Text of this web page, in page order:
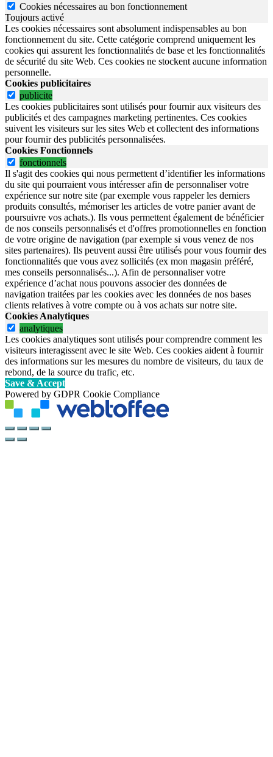
Cookies nécessaires au bon fonctionnement
Toujours activé
Les cookies nécessaires sont absolument indispensables au bon
fonctionnement du site. Cette catégorie comprend uniquement les
cookies qui assurent les fonctionnalités de base et les fonctionnalités
de sécurité du site Web. Ces cookies ne stockent aucune information
personnelle.
Cookies publicitaires
publicite
Les cookies publicitaires sont utilisés pour fournir aux visiteurs des
publicités et des campagnes marketing pertinentes. Ces cookies
suivent les visiteurs sur les sites Web et collectent des informations
pour fournir des publicités personnalisées.
Cookies Fonctionnels
fonctionnels
Il s'agit des cookies qui nous permettent d’identifier les informations
du site qui pourraient vous intéresser afin de personnaliser votre
expérience sur notre site (par exemple vous rappeler les derniers
produits consultés, mémoriser les articles de votre panier avant de
poursuivre vos achats.). Ils vous permettent également de bénéficier
de nos conseils personnalisés et d'offres promotionnelles en fonction
de votre origine de navigation (par exemple si vous venez de nos
sites partenaires). Ils peuvent aussi être utilisés pour vous fournir des
fonctionnalités que vous avez sollicités (ex mon magasin préféré,
mes conseils personnalisés...). Afin de personnaliser votre
expérience d’achat nous pouvons associer des données de
navigation traitées par les cookies avec les données de nos bases
clients relatives à votre compte ou à vos achats sur notre site.
Cookies Analytiques
analytiques
Les cookies analytiques sont utilisés pour comprendre comment les
visiteurs interagissent avec le site Web. Ces cookies aident à fournir
des informations sur les mesures du nombre de visiteurs, du taux de
rebond, de la source du trafic, etc.
Save & Accept
Powered by GDPR Cookie Compliance